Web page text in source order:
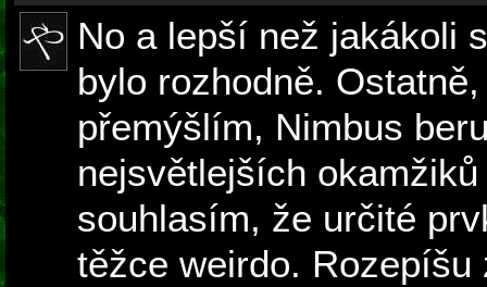
No a lepší než jakákoli
bylo rozhodně.
přemýšlím, Nimbus
nejsvětlejších
souhlasím, že určité
těžce weirdo. Rozepíšu